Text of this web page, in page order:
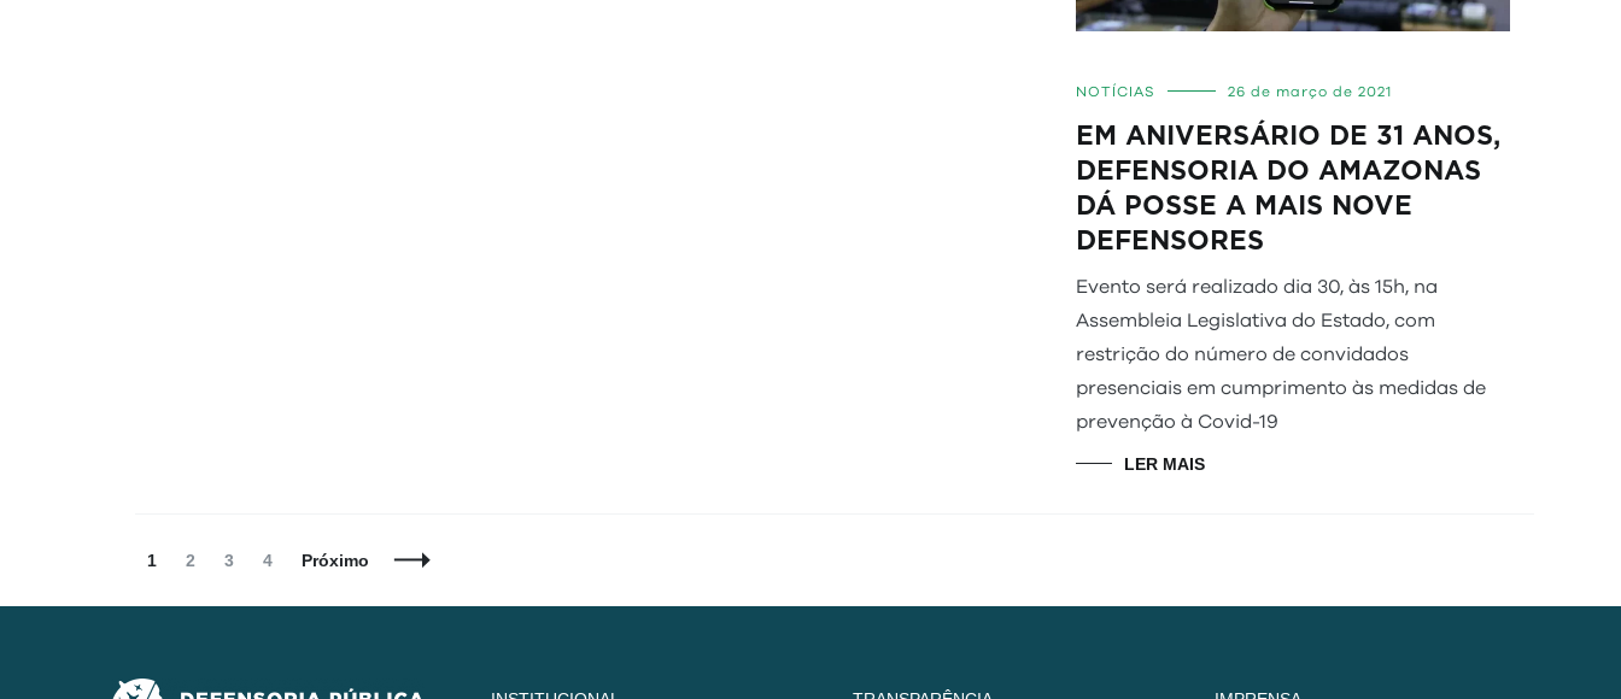
NOTÍCIAS 26 de março de 2021
EM ANIVERSÁRIO DE 31 ANOS,
DEFENSORIA DO AMAZONAS
DÁ POSSE A MAIS NOVE
DEFENSORES
Evento será realizado dia 30, às 15h, na
Assembleia Legislativa do Estado, com
restrição do número de convidados
presenciais em cumprimento às medidas de
prevenção à Covid-19
LER MAIS
Navegação
Página
1 Página
2 Página
3 Página
4 Próximo